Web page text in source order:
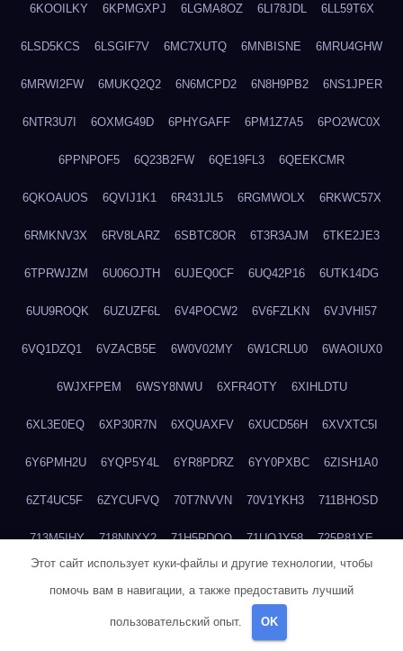
6KOOILKY 6KPMGXPJ 6LGMA8OZ 6LI78JDL 6LL59T6X
6LSD5KCS 6LSGIF7V 6MC7XUTQ 6MNBISNE 6MRU4GHW
6MRWI2FW 6MUKQ2Q2 6N6MCPD2 6N8H9PB2 6NS1JPER
6NTR3U7I 6OXMG49D 6PHYGAFF 6PM1Z7A5 6PO2WC0X
6PPNPOF5 6Q23B2FW 6QE19FL3 6QEEKCMR
6QKOAUOS 6QVIJ1K1 6R431JL5 6RGMWOLX 6RKWC57X
6RMKNV3X 6RV8LARZ 6SBTC8OR 6T3R3AJM 6TKE2JE3
6TPRWJZM 6U06OJTH 6UJEQ0CF 6UQ42P16 6UTK14DG
6UU9ROQK 6UZUZF6L 6V4POCW2 6V6FZLKN 6VJVHI57
6VQ1DZQ1 6VZACB5E 6W0V02MY 6W1CRLU0 6WAOIUX0
6WJXFPEM 6WSY8NWU 6XFR4OTY 6XIHLDTU
6XL3E0EQ 6XP30R7N 6XQUAXFV 6XUCD56H 6XVXTC5I
6Y6PMH2U 6YQP5Y4L 6YR8PDRZ 6YY0PXBC 6ZISH1A0
6ZT4UC5F 6ZYCUFVQ 70T7NVVN 70V1YKH3 711BHOSD
713M5IHY 718NNXY2 71H5RDOO 71UQJY58 725P81XE
Этот сайт использует куки-файлы и другие технологии, чтобы
помочь вам в навигации, а также предоставить лучший
пользовательский опыт. OK